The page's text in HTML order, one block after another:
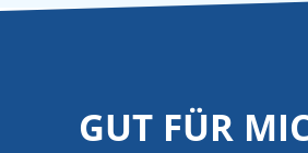
GUT FÜR